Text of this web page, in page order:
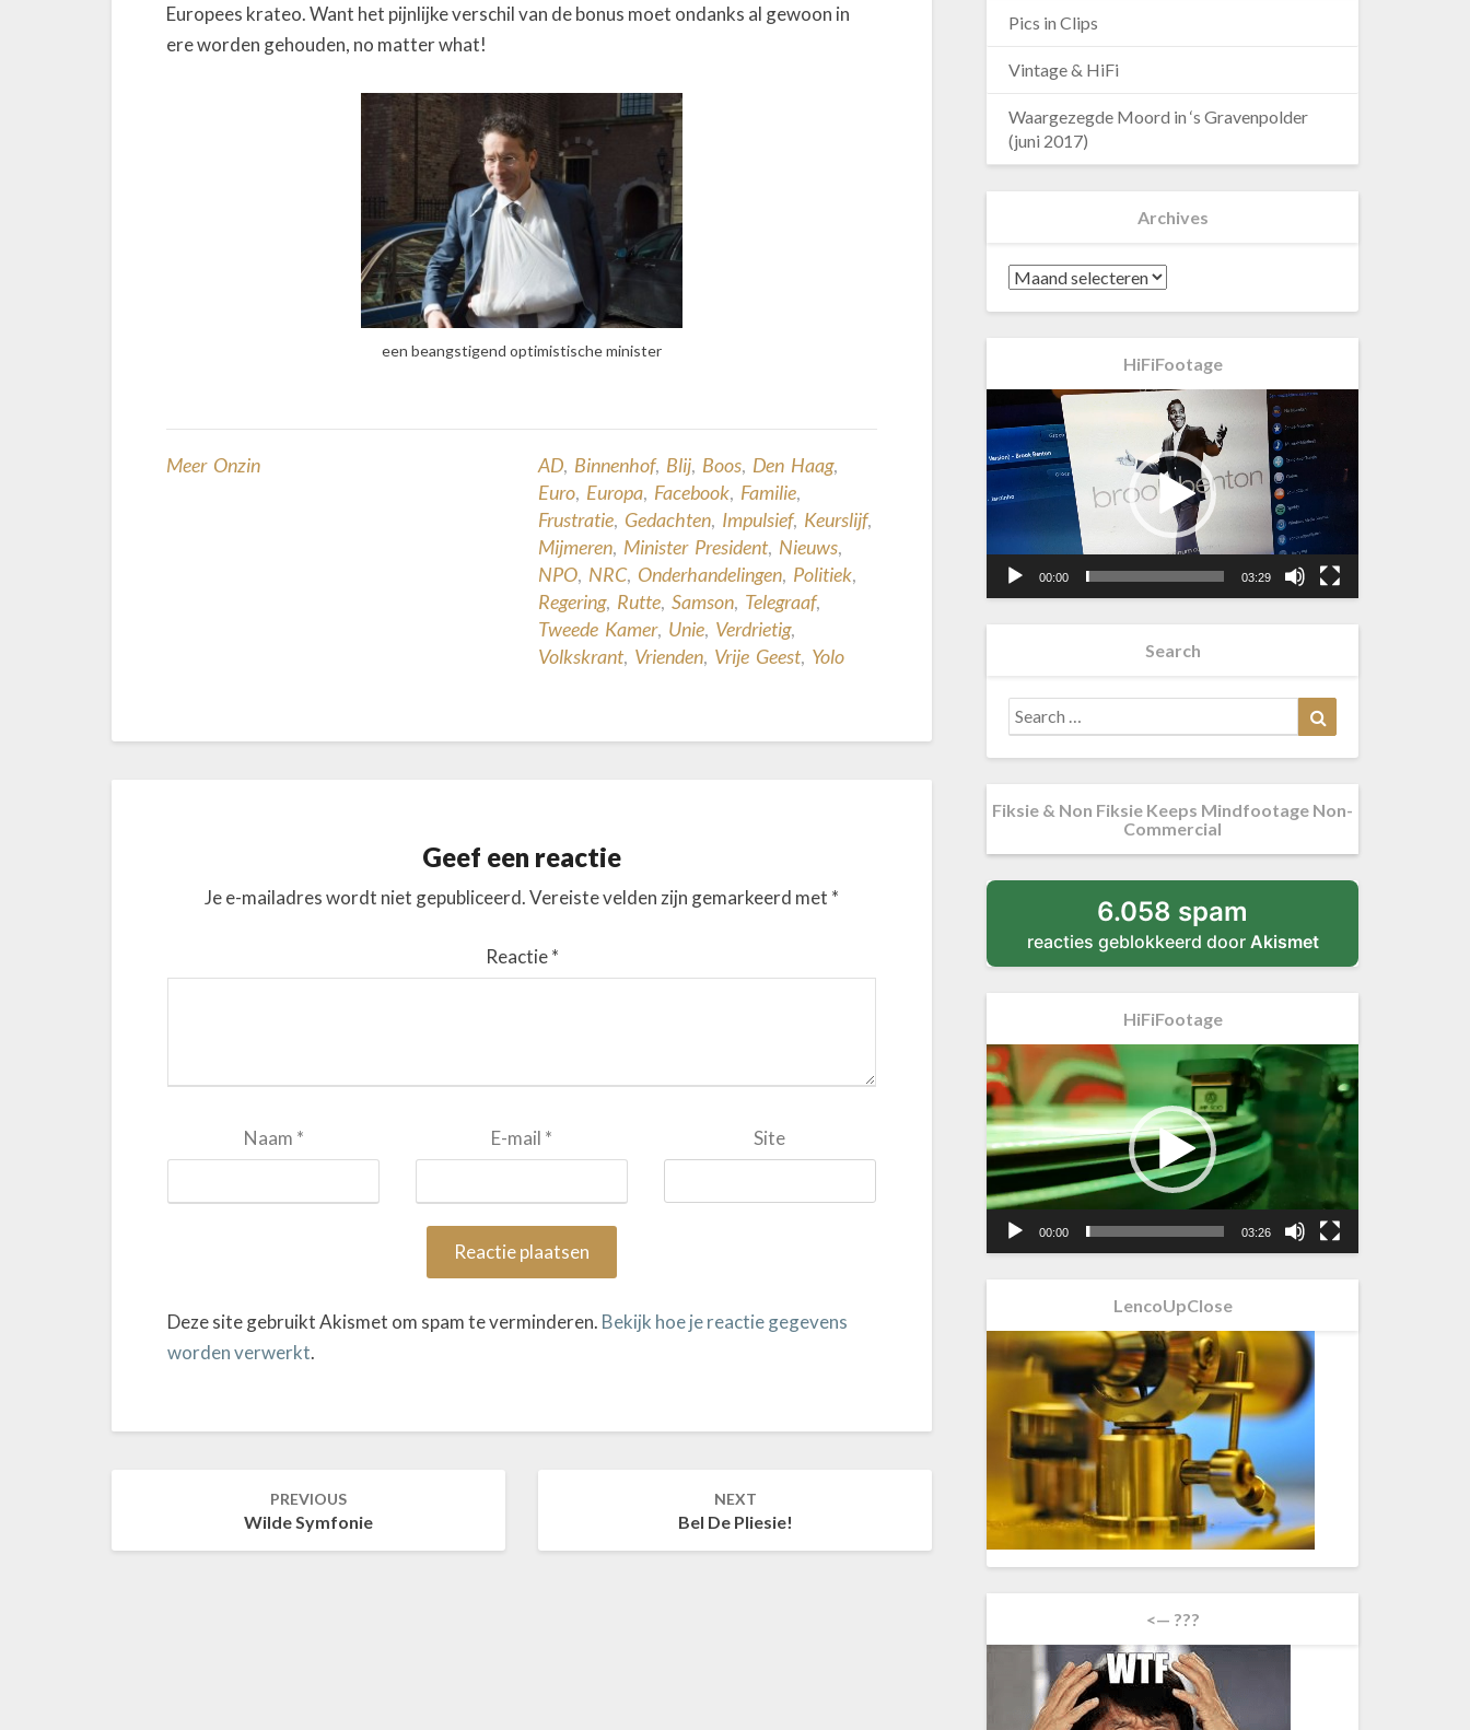
Europees krateo. Want het pijnlijke verschil van de bonus moet ondanks al gewoon in
ere worden gehouden, no matter what!
een beangstigend optimistische minister
Meer Onzin AD, Binnenhof, Blij, Boos, Den Haag,
Euro, Europa, Facebook, Familie,
Frustratie, Gedachten, Impulsief, Keurslijf,
Mijmeren, Minister President, Nieuws,
NPO, NRC, Onderhandelingen, Politiek,
Regering, Rutte, Samson, Telegraaf,
Tweede Kamer, Unie, Verdrietig,
Volkskrant, Vrienden, Vrije Geest, Yolo
Geef een reactie
Je e-mailadres wordt niet gepubliceerd.Vereiste velden zijn gemarkeerd met *
Reactie*
Naam * E-mail * Site
Deze site gebruikt Akismet om spam te verminderen. Bekijk hoe je reactie gegevens
worden verwerkt.
navigation
PREVIOUS
Wilde Symfonie
NEXT
Bel De Pliesie!
Pics in Clips
Vintage & HiFi
Waargezegde Moord in ‘s Gravenpolder
(juni 2017)
Archives
HiFiFootage
Videospeler
00:00 03:29
Search
Search
for:
Fiksie & Non Fiksie Keeps Mindfootage Non-
Commercial
6.058 spam
reacties geblokkeerd door Akismet
HiFiFootage
Videospeler
00:00 03:26
LencoUpClose
<— ???